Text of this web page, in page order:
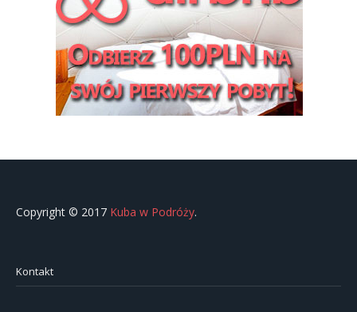
Copyright © 2017 Kuba w Podróży.
Kontakt